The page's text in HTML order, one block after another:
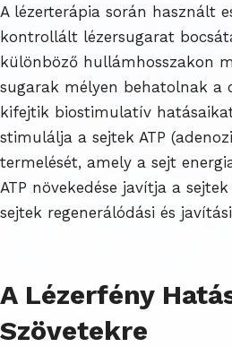
A lézerterápia során használt
kontrollált lézersugarat
különböző hullámhosszakon
sugarak mélyen behatolnak a
kifejtik biostimulatív
stimulálja a sejtek ATP
termelését, amely a sejt
ATP növekedése javítja a
sejtek regenerálódási és
A Lézerfény
Szövetekre